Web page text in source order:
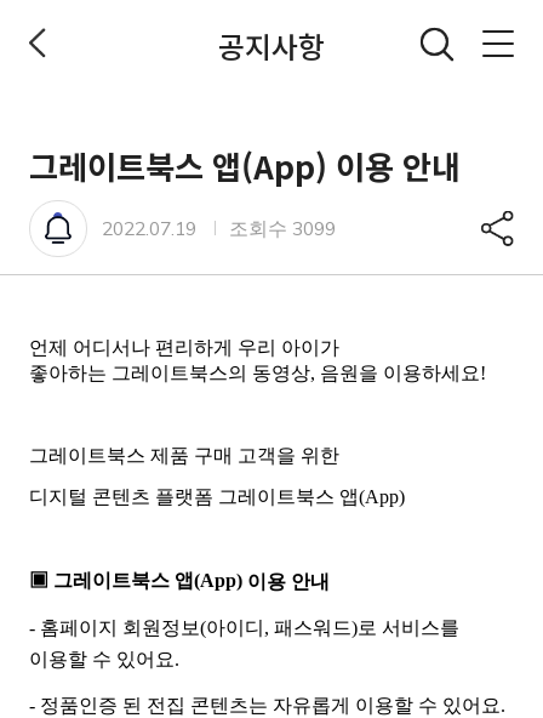
공지사항
그레이트북스 앱(App) 이용 안내
2022.07.19 조회수 3099
언제 어디서나 편리하게 우리 아이가
좋아하는 그레이트북스의 동영상, 음원을 이용하세요!
그레이트북스 제품 구매 고객을 위한
디지털 콘텐츠 플랫폼 그레이트북스 앱(App)
▣ 그레이트북스 앱(App) 이용 안내
- 홈페이지 회원정보(아이디, 패스워드)로 서비스를
이용할 수 있어요.
- 정품인증 된 전집 콘텐츠는 자유롭게 이용할 수 있어요.